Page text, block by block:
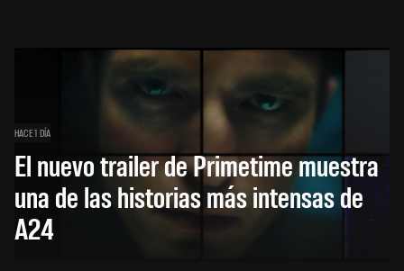
HACE 1 DÍA
El nuevo trailer de Primetime muestra
una de las historias más intensas de
A24